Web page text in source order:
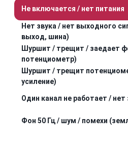
Не включается / нет питания
Нет звука / нет выходного
выход, шина)
Шуршит / трещит / заедает
потенциометр)
Шуршит / трещит
усиление)
Один канал не работает / нет
Фон 50 Гц / шум / помехи